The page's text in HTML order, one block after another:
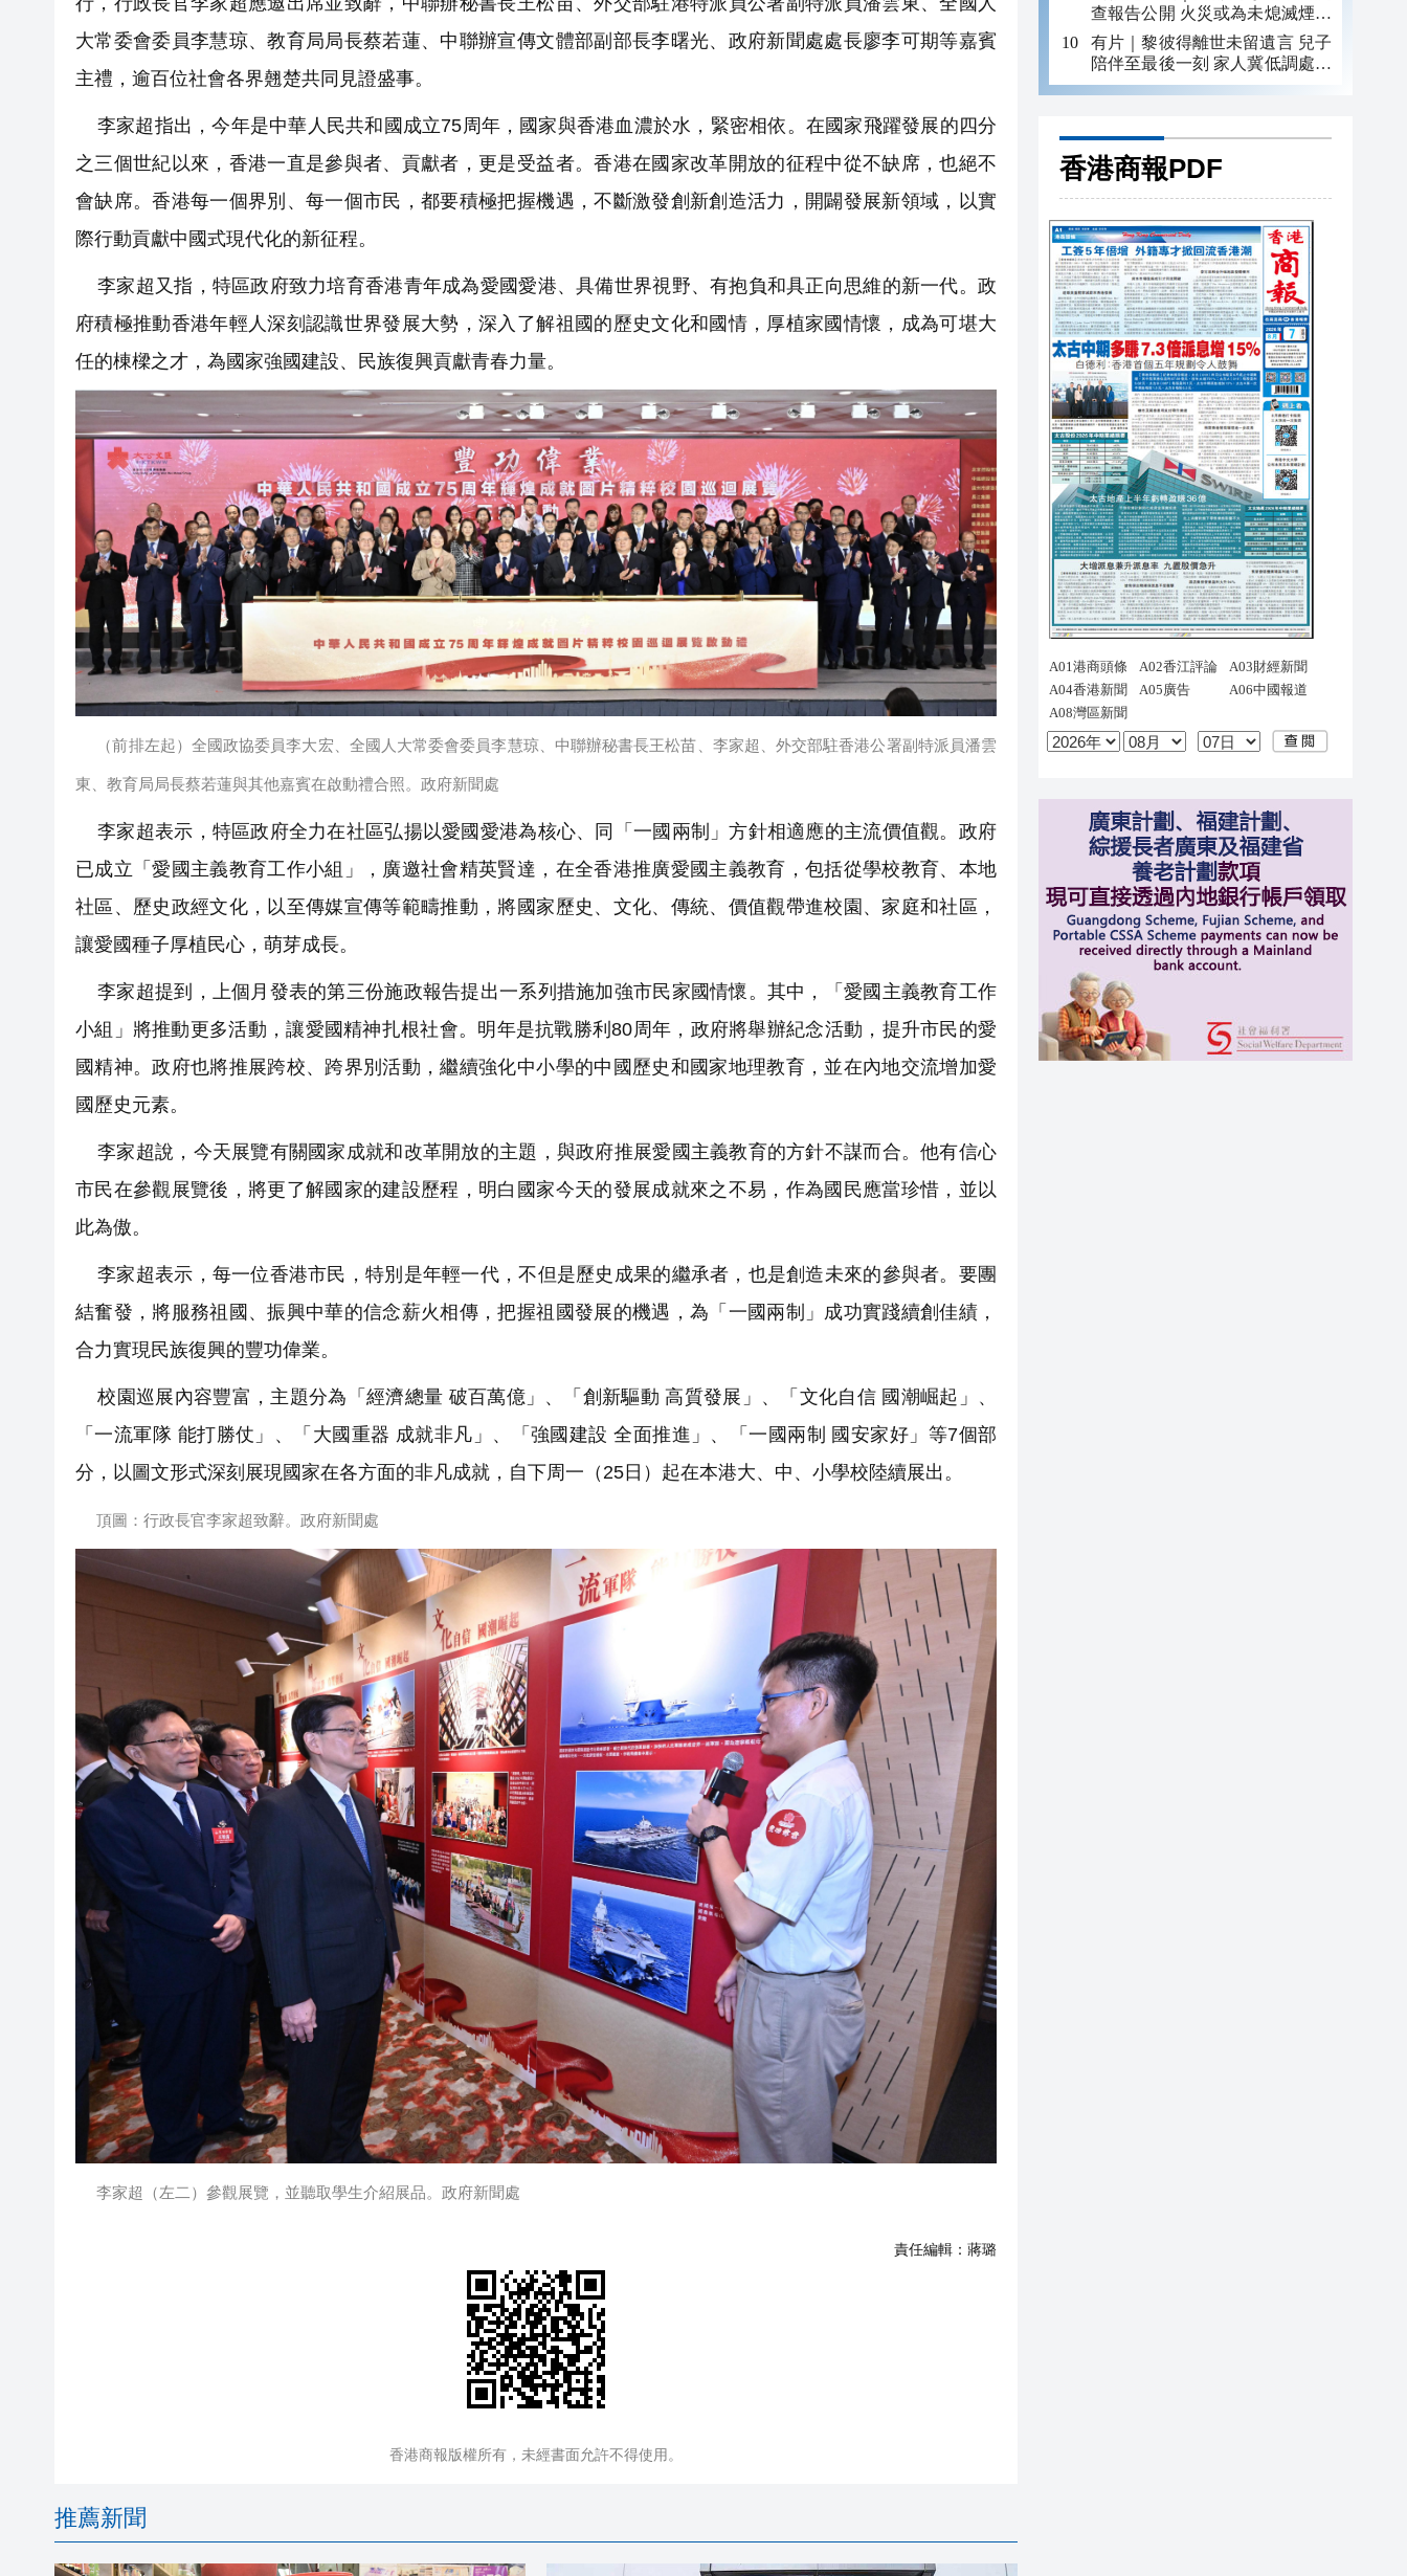
大常委會委員李慧琼、教育局局長蔡若蓮、中聯辦宣傳文體部副部長李曙光、政府新聞處處長廖李可期等嘉賓
主禮，逾百位社會各界翹楚共同見證盛事。
李家超指出，今年是中華人民共和國成立75周年，國家與香港血濃於水，緊密相依。在國家飛躍發展的四分
之三個世紀以來，香港一直是參與者、貢獻者，更是受益者。香港在國家改革開放的征程中從不缺席，也絕不
會缺席。香港每一個界別、每一個市民，都要積極把握機遇，不斷激發創新創造活力，開闢發展新領域，以實
際行動貢獻中國式現代化的新征程。
李家超又指，特區政府致力培育香港青年成為愛國愛港、具備世界視野、有抱負和具正向思維的新一代。政
府積極推動香港年輕人深刻認識世界發展大勢，深入了解祖國的歷史文化和國情，厚植家國情懷，成為可堪大
任的棟樑之才，為國家強國建設、民族復興貢獻青春力量。
（前排左起）全國政協委員李大宏、全國人大常委會委員李慧琼、中聯辦秘書長王松苗、李家超、外交部駐香港公署副特派員潘雲
東、教育局局長蔡若蓮與其他嘉賓在啟動禮合照。政府新聞處
李家超表示，特區政府全力在社區弘揚以愛國愛港為核心、同「一國兩制」方針相適應的主流價值觀。政府
已成立「愛國主義教育工作小組」，廣邀社會精英賢達，在全香港推廣愛國主義教育，包括從學校教育、本地
社區、歷史政經文化，以至傳媒宣傳等範疇推動，將國家歷史、文化、傳統、價值觀帶進校園、家庭和社區，
讓愛國種子厚植民心，萌芽成長。
李家超提到，上個月發表的第三份施政報告提出一系列措施加強市民家國情懷。其中，「愛國主義教育工作
小組」將推動更多活動，讓愛國精神扎根社會。明年是抗戰勝利80周年，政府將舉辦紀念活動，提升市民的愛
國精神。政府也將推展跨校、跨界別活動，繼續強化中小學的中國歷史和國家地理教育，並在內地交流增加愛
國歷史元素。
李家超說，今天展覽有關國家成就和改革開放的主題，與政府推展愛國主義教育的方針不謀而合。他有信心
市民在參觀展覽後，將更了解國家的建設歷程，明白國家今天的發展成就來之不易，作為國民應當珍惜，並以
此為傲。
李家超表示，每一位香港市民，特別是年輕一代，不但是歷史成果的繼承者，也是創造未來的參與者。要團
結奮發，將服務祖國、振興中華的信念薪火相傳，把握祖國發展的機遇，為「一國兩制」成功實踐續創佳績，
合力實現民族復興的豐功偉業。
校園巡展內容豐富，主題分為「經濟總量 破百萬億」、「創新驅動 高質發展」、「文化自信 國潮崛起」、
「一流軍隊 能打勝仗」、「大國重器 成就非凡」、「強國建設 全面推進」、「一國兩制 國安家好」等7個部
分，以圖文形式深刻展現國家在各方面的非凡成就，自下周一（25日）起在本港大、中、小學校陸續展出。
頂圖：行政長官李家超致辭。政府新聞處
李家超（左二）參觀展覽，並聽取學生介紹展品。政府新聞處
責任編輯： 蔣璐
香港商報版權所有，未經書面允許不得使用。
推薦新聞
查報告公開 火災或為未熄滅煙頭
引發
有片｜黎彼得離世未留遺言 兒子
陪伴至最後一刻 家人冀低調處理
後事
香港商報PDF